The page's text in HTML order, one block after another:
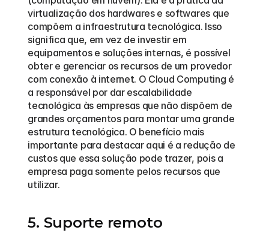
virtualização dos hardwares e softwares que
compõem a infraestrutura tecnológica. Isso
significa que, em vez de investir em
equipamentos e soluções internas, é possível
obter e gerenciar os recursos de um provedor
com conexão à internet. O Cloud Computing é
a responsável por dar escalabilidade
tecnológica às empresas que não dispõem de
grandes orçamentos para montar uma grande
estrutura tecnológica. O benefício mais
importante para destacar aqui é a redução de
custos que essa solução pode trazer, pois a
empresa paga somente pelos recursos que
utilizar.
5. Suporte remoto